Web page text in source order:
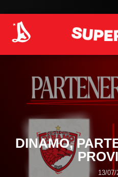
DINAMO,
13/07/